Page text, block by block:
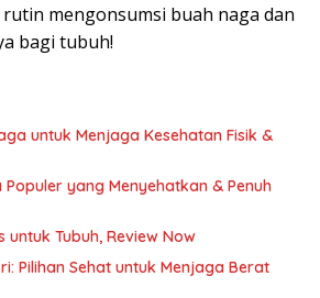
mengonsumsi buah naga dan
bagi tubuh!
untuk Menjaga Kesehatan Fisik &
yang Menyehatkan & Penuh
untuk Tubuh, Review Now
Pilihan Sehat untuk Menjaga Berat